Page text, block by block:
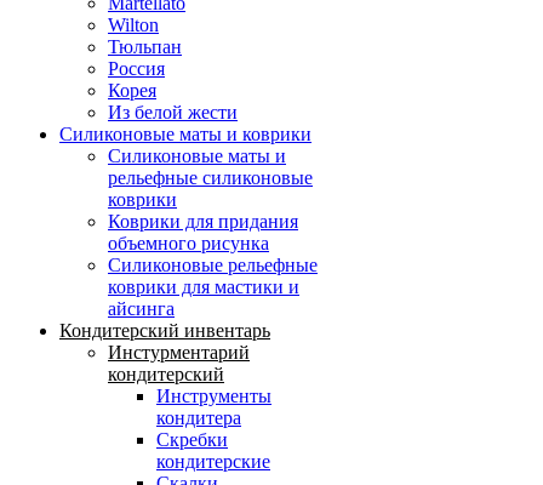
Wilton
Тюльпан
Россия
Корея
Из белой жести
Силиконовые маты и коврики
Силиконовые маты и
рельефные силиконовые
коврики
Коврики для придания
объемного рисунка
Силиконовые рельефные
коврики для мастики и
айсинга
Кондитерский инвентарь
Инстурментарий
кондитерский
Инструменты
кондитера
Скребки
кондитерские